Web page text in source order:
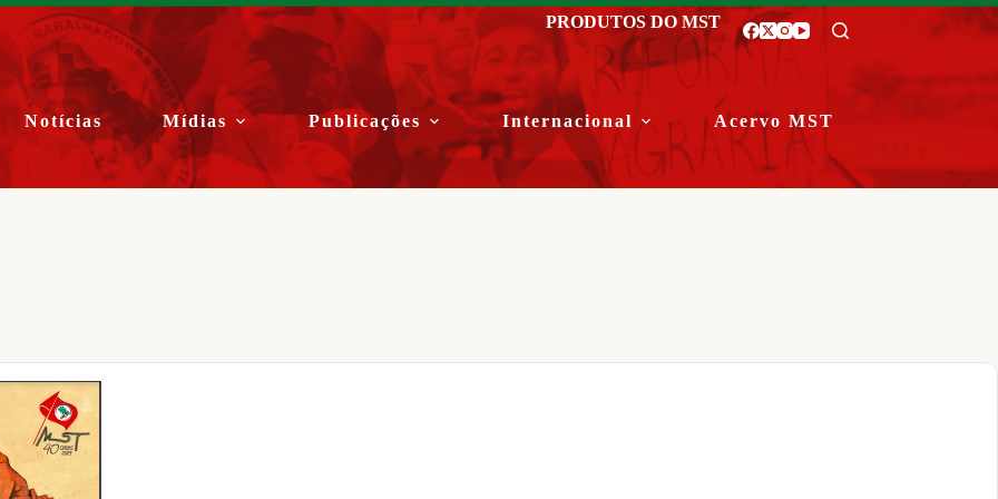
PRODUTOS DO MST
Notícias Mídias Publicações Internacional Acervo MST